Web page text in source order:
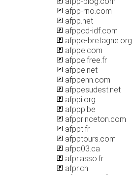
afpp-rno.com
afpp.net
afppcd-idf.com
afppe-bretagne.org
afppe.com
afppe.free.fr
afppe.net
afppenn.com
afppesudest.net
afppi.org
afppp.be
afpprinceton.com
afppt.fr
afpptours.com
afpq03.ca
afpr.asso.fr
afpr.ch